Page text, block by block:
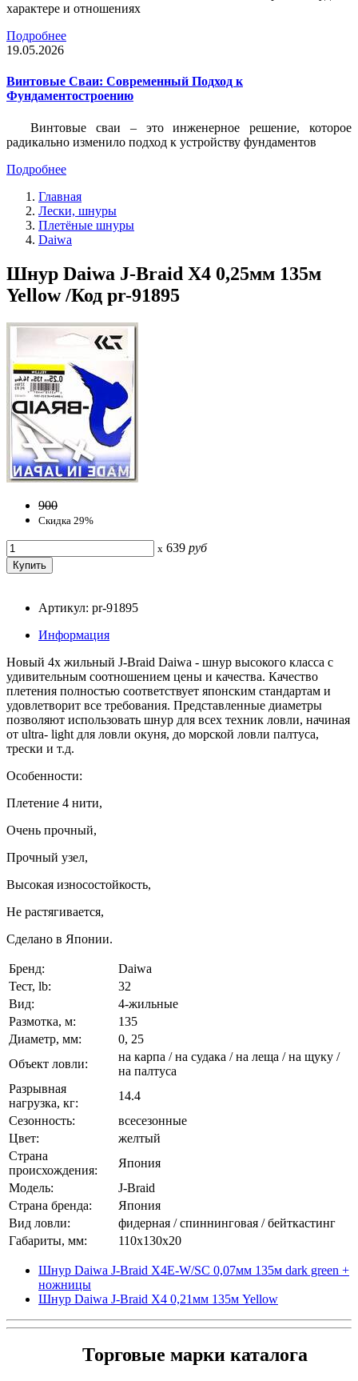
характере и отношениях
Подробнее
19.05.2026
Винтовые Сваи: Современный Подход к
Фундаментостроению
Винтовые сваи – это инженерное решение, которое
радикально изменило подход к устройству фундаментов
Подробнее
Главная
Лески, шнуры
Плетёные шнуры
Daiwa
Шнур Daiwa J-Braid X4 0,25мм 135м
Yellow /Код pr-91895
900
Скидка 29%
x 639 руб
Артикул: pr-91895
Информация
Новый 4х жильный J-Braid Daiwa - шнур высокого класса с
удивительным соотношением цены и качества. Качество
плетения полностью соответствует японским стандартам и
удовлетворит все требования. Представленные диаметры
позволяют использовать шнур для всех техник ловли, начиная
от ultra- light для ловли окуня, до морской ловли палтуса,
трески и т.д.
Особенности:
Плетение 4 нити,
Очень прочный,
Прочный узел,
Высокая износостойкость,
Не растягивается,
Сделано в Японии.
Бренд:
Daiwa
Тест, lb:
32
Вид:
4-жильные
Размотка, м:
135
Диаметр, мм:
0, 25
Объект ловли:
на карпа / на судака / на леща / на щуку /
на палтуса
Разрывная
нагрузка, кг:
14.4
Сезонность:
всесезонные
Цвет:
желтый
Страна
происхождения:
Япония
Модель:
J-Braid
Страна бренда:
Япония
Вид ловли:
фидерная / спиннинговая / бейткастинг
Габариты, мм:
110x130x20
Шнур Daiwa J-Braid X4E-W/SC 0,07мм 135м dark green +
ножницы
Шнур Daiwa J-Braid X4 0,21мм 135м Yellow
Торговые марки каталога